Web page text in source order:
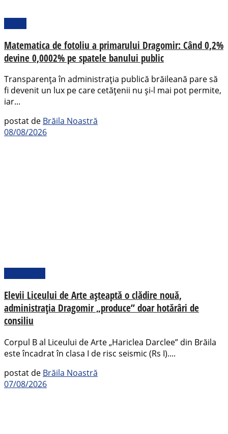
Matematica de fotoliu a primarului Dragomir: Când 0,2%
devine 0,0002% pe spatele banului public
Transparența în administrația publică brăileană pare să
fi devenit un lux pe care cetățenii nu și-l mai pot permite,
iar...
postat de Brăila Noastră
08/08/2026
Elevii Liceului de Arte așteaptă o clădire nouă,
administrația Dragomir „produce” doar hotărâri de
consiliu
Corpul B al Liceului de Arte „Hariclea Darclee” din Brăila
este încadrat în clasa I de risc seismic (Rs I)....
postat de Brăila Noastră
07/08/2026